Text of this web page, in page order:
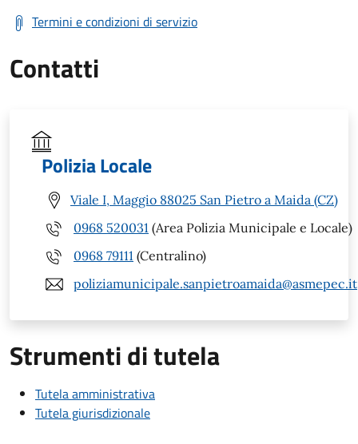
Termini e condizioni di servizio
Contatti
Polizia Locale
Viale I, Maggio 88025 San Pietro a Maida (CZ)
0968 520031 (Area Polizia Municipale e Locale)
0968 79111 (Centralino)
poliziamunicipale.sanpietroamaida@asmepec.it
Strumenti di tutela
Tutela amministrativa
Tutela giurisdizionale